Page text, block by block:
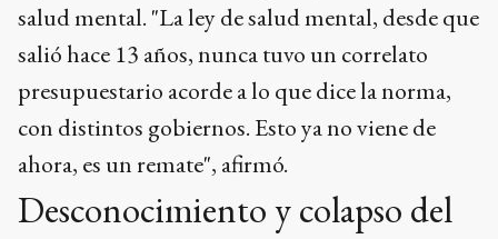
salud mental. "La ley de salud mental, desde que
salió hace 13 años, nunca tuvo un correlato
presupuestario acorde a lo que dice la norma,
con distintos gobiernos. Esto ya no viene de
ahora, es un remate", afirmó.
Desconocimiento y colapso del